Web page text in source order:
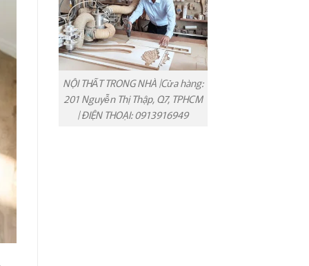
NỘI THẤT TRONG NHÀ |Cửa hàng:
201 Nguyễn Thị Thập, Q7, TPHCM
| ĐIỆN THOẠI: 0913916949